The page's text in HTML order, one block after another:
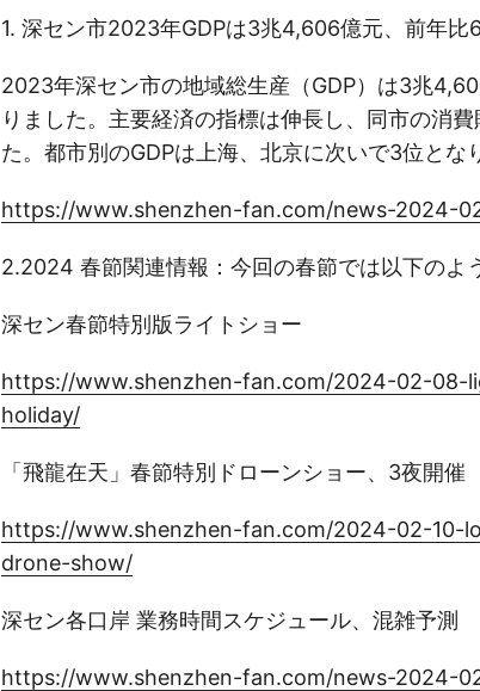
1. 深セン市2023年GDPは3兆4,606億元、前年比
2023年深セン市の地域総生産（GDP）は3兆
りました。主要経済の指標は伸長し、同市の消
た。都市別のGDPは上海、北京に次いで3位とな
https://www.shenzhen-fan.com/news-2024-
2.2024 春節関連情報：今回の春節では以下のよ
深セン春節特別版ライトショー
https://www.shenzhen-fan.com/2024-02-08-
holiday/
「飛龍在天」春節特別ドローンショー、3夜開催
https://www.shenzhen-fan.com/2024-02-10-
drone-show/
深セン各口岸 業務時間スケジュール、混雑予測
https://www.shenzhen-fan.com/news-2024-